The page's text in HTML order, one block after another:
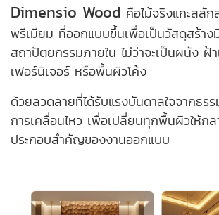
Dimensio Wood คือไม้จริงแกะสลั
พรีเมียม ที่ออกแบบขึ้นเพื่อเป็นวัสดุสร้าง
สถาปัตยกรรมภายใน ไม่ว่าจะเป็นผนัง ฝ้
เฟอร์นิเจอร์ หรือพื้นผิวโค้ง
ด้วยลวดลายที่ได้รับแรงบันดาลใจจากธร
การเคลื่อนไหว เพื่อเปลี่ยนทุกพื้นผิวให้ก
ประกอบสำคัญของงานออกแบบ